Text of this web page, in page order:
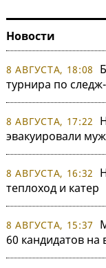
Новости
8 АВГУСТА, 18:08
турнира по
8 АВГУСТА, 17:22
эвакуировали
8 АВГУСТА, 16:32
теплоход и катер
8 АВГУСТА, 15:37
60 кандидатов